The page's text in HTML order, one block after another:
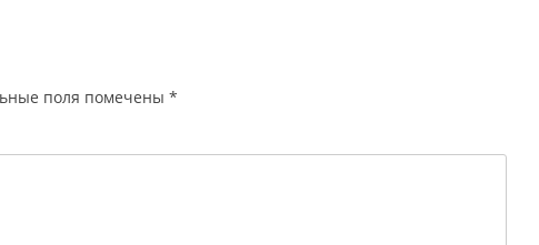
поля помечены *